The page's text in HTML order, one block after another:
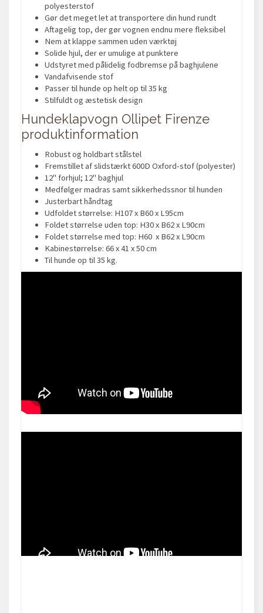
polyesterstof
Gør det meget let at transportere din hund rundt
Aftagelig top, der gør vognen endnu mere fleksibel
Nem at klappe sammen uden værktøj
Solide hjul, der er umulige at punktere
Udstyret med pålidelig fodbremse på baghjulene
Vandafvisende stof
Passer til hunde op helt op til 35 kg
Stilfuldt og æstetisk design
Hundeklapvogn Ollipet Firenze
produktinformation
Robust og holdbart stålstel
Fremstillet af slidstærkt 600D Oxford-stof (polyester)
12" forhjul; 12" baghjul
Medfølger madras samt sikkerhedssnor til hunden
Justerbart håndtag
Udfoldet størrelse: H107 x B60 x L95cm
Foldet størrelse uden top: H30 x B62 x L90cm
Foldet størrelse med top: H60 x B62 x L90cm
Kabinestørrelse: 66 x 41 x 50 cm
Til hunde op til 35 kg.